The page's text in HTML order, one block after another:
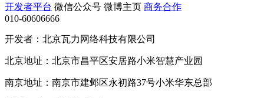
开发者平台 微信公众号 微博主页 商务合作
010-60606666
开发者：北京瓦力网络科技有限公司
北京地址：北京市昌平区安居路小米智慧产业园
南京地址：南京市建邺区永初路37号小米华东总部